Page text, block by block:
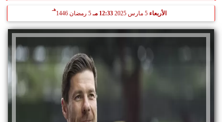
الأربعاء 5 مارس 2025 12:33 مـ 5 رمضان 1446
هـ